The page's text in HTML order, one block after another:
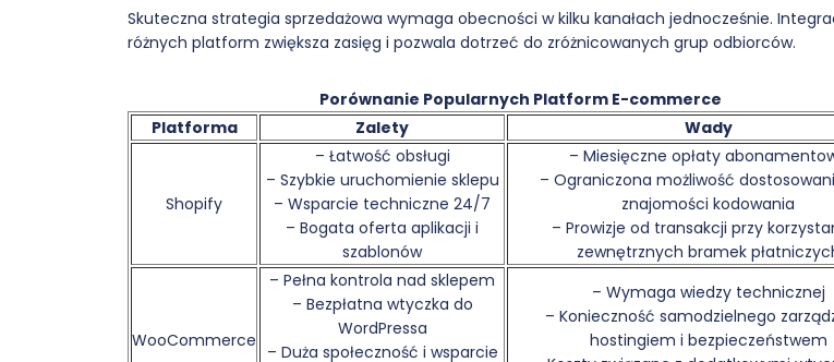
Skuteczna strategia sprzedażowa wymaga obecności w kilku kanałach jednocześnie.
różnych platform zwiększa zasięg i pozwala dotrzeć do zróżnicowanych grup odbiorców.
Porównanie Popularnych Platform E-commerce
Platforma
Zalety Wady
Shopify
– Łatwość obsługi
– Szybkie uruchomienie sklepu
– Wsparcie techniczne 24/7
– Bogata oferta aplikacji i
szablonów
– Miesięczne opłaty
– Ograniczona możliwość
znajomości kodowania
– Prowizje od transakcji przy
zewnętrznych bramek
WooCommerce
– Pełna kontrola nad sklepem
– Bezpłatna wtyczka do
WordPressa
– Duża społeczność i wsparcie
– Wymaga wiedzy technicznej
– Konieczność samodzielnego
hostingiem i bezpieczeństwem